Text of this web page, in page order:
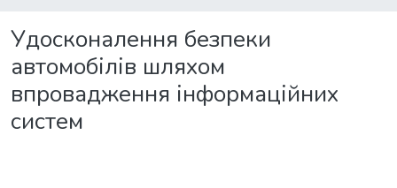
Удосконалення безпеки
автомобілів шляхом
впровадження інформаційних
систем